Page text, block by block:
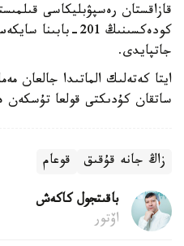
قازاقستان رەسپۋبليكاسى
كودەكسىنىڭ 201-
جاتپايدى.
ايتا كەتەلىك الماتىدا جالعان
ساتقان كۇدىكتى قولعا تۇسكەن
زاڭ جانە قۇقىق قوعام
باقىتجول كاكەش
اۆتور